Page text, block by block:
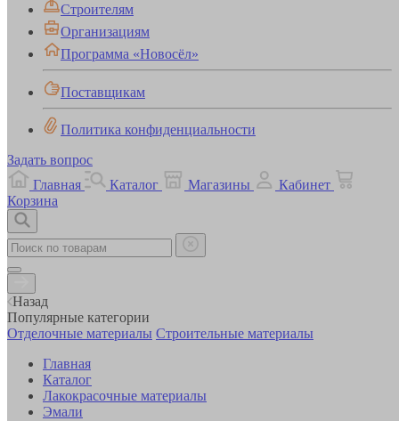
Строителям
Организациям
Программа «Новосёл»
Поставщикам
Политика конфиденциальности
Задать вопрос
Главная
Каталог Магазины
Кабинет
Корзина
Назад
Популярные категории
Отделочные материалы Строительные материалы
Главная
Каталог
Лакокрасочные материалы
Эмали